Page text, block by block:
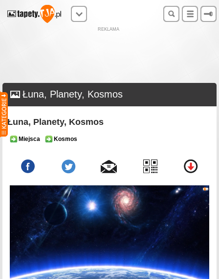
REKLAMA
Łuna, Planety, Kosmos
Łuna, Planety, Kosmos
Miejsca Kosmos